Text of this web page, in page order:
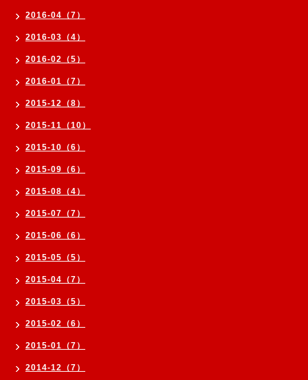
2016-04（7）
2016-03（4）
2016-02（5）
2016-01（7）
2015-12（8）
2015-11（10）
2015-10（6）
2015-09（6）
2015-08（4）
2015-07（7）
2015-06（6）
2015-05（5）
2015-04（7）
2015-03（5）
2015-02（6）
2015-01（7）
2014-12（7）